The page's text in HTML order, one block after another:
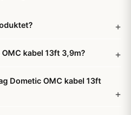
kabel 13ft 3,9m?
Dometic OMC kabel 13ft